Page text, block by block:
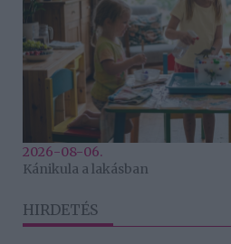
2026-08-06.
Kánikula a lakásban
HIRDETÉS